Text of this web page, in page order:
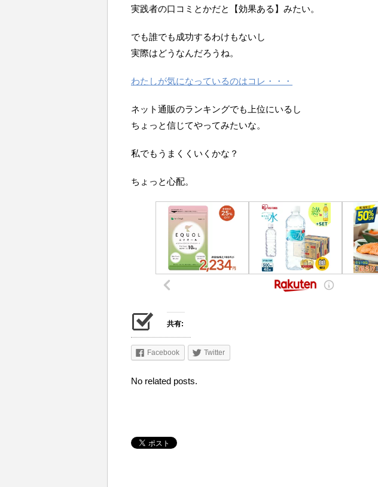
実践者の口コミとかだと【効果ある】みたい。
でも誰でも成功するわけもないし
実際はどうなんだろうね。
わたしが気になっているのはコレ・・・
ネット通販のランキングでも上位にいるし
ちょっと信じてやってみたいな。
私でもうまくくいくかな？
ちょっと心配。
共有:
Facebook Twitter
No related posts.